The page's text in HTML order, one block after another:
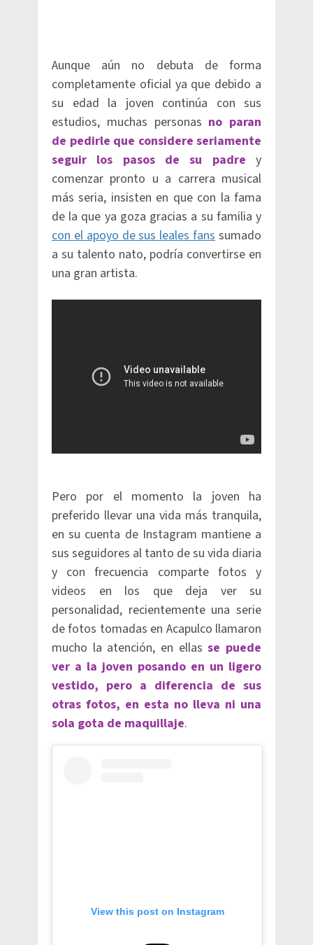
Aunque aún no debuta de forma
completamente oficial ya que debido a
su edad la joven continúa con sus
estudios, muchas personas no paran
de pedirle que considere seriamente
seguir los pasos de su padre y
comenzar pronto u a carrera musical
más seria, insisten en que con la fama
de la que ya goza gracias a su familia y
con el apoyo de sus leales fanssumado
a su talento nato, podría convertirse en
una gran artista.
Pero por el momento la joven ha
preferido llevar una vida más tranquila,
en su cuenta de Instagram mantiene a
sus seguidores al tanto de su vida diaria
y con frecuencia comparte fotos y
videos en los que deja ver su
personalidad, recientemente una serie
de fotos tomadas en Acapulco llamaron
mucho la atención, en ellasse puede
ver a la joven posando en un ligero
vestido, pero a diferencia de sus
otras fotos, en esta no lleva ni una
sola gota de maquillaje.
View this post on Instagram